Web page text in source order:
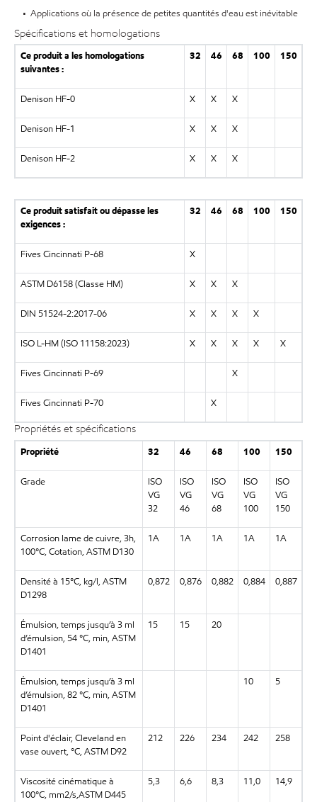
• Applications où la présence de petites quantités d'eau est inévitable
Spécifications et homologations
Ce produit a les homologations
suivantes :
32 46 68 100 150
Denison HF-0 X X X
Denison HF-1 X X X
Denison HF-2 X X X
Ce produit satisfait ou dépasse les
exigences :
32 46 68 100 150
Fives Cincinnati P-68 X
ASTM D6158 (Classe HM) X X X
DIN 51524-2:2017-06 X X X X
ISO L-HM (ISO 11158:2023) X X X X X
Fives Cincinnati P-69 X
Fives Cincinnati P-70 X
Propriétés et spécifications
Propriété 32 46 68 100 150
Grade
ISO
VG
32
ISO
VG
46
ISO
VG
68
ISO
VG
100
ISO
VG
150
Corrosion lame de cuivre, 3h,
100°C, Cotation, ASTM D130
1A 1A 1A 1A 1A
Densité à 15°C, kg/l, ASTM
D1298
0,872 0,876 0,882 0,884 0,887
Émulsion, temps jusqu’à 3 ml
d’émulsion, 54 °C, min, ASTM
D1401
15 15 20
Émulsion, temps jusqu’à 3 ml
d’émulsion, 82 °C, min, ASTM
D1401
10 5
Point d'éclair, Cleveland en
vase ouvert, °C, ASTM D92
212 226 234 242 258
Viscosité cinématique à
100°C, mm2/s,ASTM D445
5,3 6,6 8,3 11,0 14,9